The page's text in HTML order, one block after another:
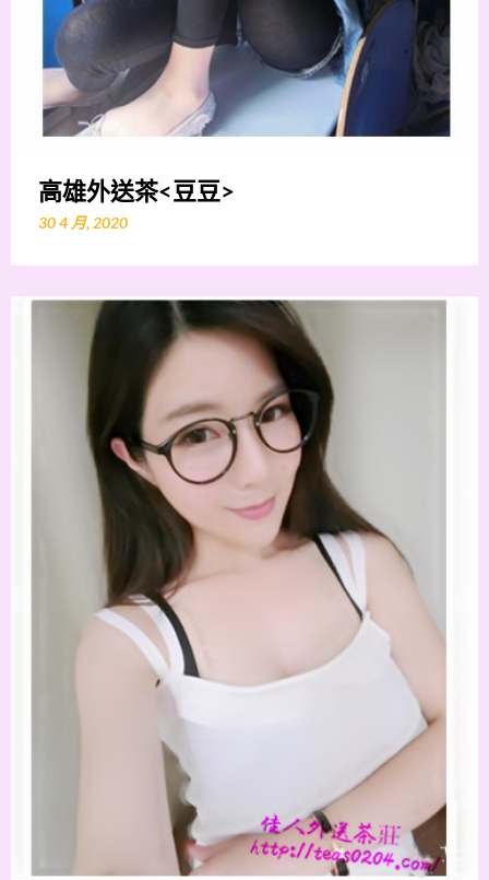
高雄外送茶<豆豆>
30 4 月, 2020